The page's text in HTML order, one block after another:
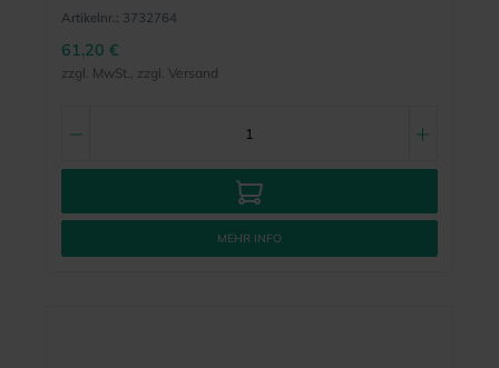
Artikelnr.: 3732764
61,20 €
zzgl. MwSt., zzgl. Versand
MEHR INFO